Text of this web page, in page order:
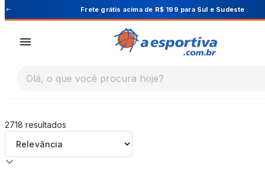
A Esportiva Frete grátis acima de R$ 199 para Sul e Sudeste
Olá, o que você procura hoje?
2718 resultados